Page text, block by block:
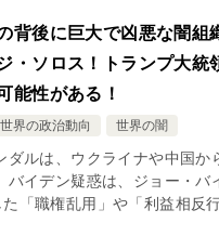
背後に巨大で凶悪な闇組
・ソロス！トランプ大統
能性がある！
世界の政治動向 世界の闇
ダルは、ウクライナや中国か
バイデン疑惑は、ジョー・バ
「職権乱用」や「利益相反